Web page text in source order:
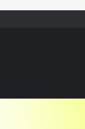
ٹوٹ جائے گا؟فنائے مسجد کسے کہتے ہیں ، اور